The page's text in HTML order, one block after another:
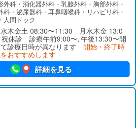
外科・消化器外科・乳腺外科・胸部外科・
科・泌尿器科・耳鼻咽喉科・リハビリ科・
人間ドック
木金土 08:30〜11:30 月水木金 13:0
休診 診療午前9:00〜､午後13:30〜開
診療日時が異なります 開始・終了時
おすすめします
詳細を見る